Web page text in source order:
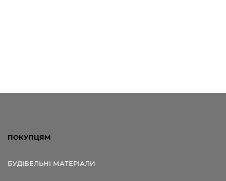
ПОКУПЦЯМ
БУДІВЕЛЬНІ МАТЕРІАЛИ